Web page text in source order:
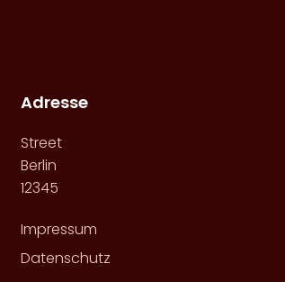
Adresse
Street
Berlin
12345
Impressum
Datenschutz